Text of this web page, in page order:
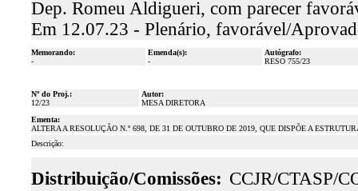
Dep. Romeu Aldigueri, com parecer
Em 12.07.23 - Plenário, favorável/
Memorando:
-
Emenda(s):
-
Autógrafo:
RESO 755/23
Nº do Proj.:
12/23
Autor:
MESA DIRETORA
Ementa:
ALTERA A RESOLUÇÃO N.º 698, DE 31 DE OUTUBRO DE 2019, QUE DISPÕE A
Descrição:
Distribuição/Comissões: CCJR/CTASP/